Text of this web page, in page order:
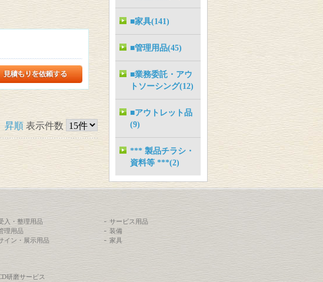
昇順 表示件数
■家具(141)
■管理用品(45)
■業務委託・アウ
トソーシング(12)
■アウトレット品
(9)
*** 製品チラシ・
資料等 ***(2)
入・整理用品
理用品
イン・展示用品
サービス用品
装備
家具
研磨サービス